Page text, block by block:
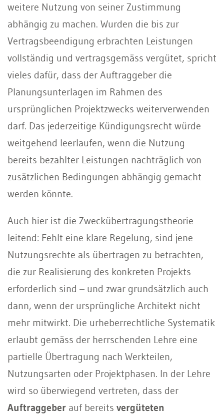
weitere Nutzung von seiner Zustimmung
abhängig zu machen. Wurden die bis zur
Vertragsbeendigung erbrachten Leistungen
vollständig und vertragsgemäss vergütet, spricht
vieles dafür, dass der Auftraggeber die
Planungsunterlagen im Rahmen des
ursprünglichen Projektzwecks weiterverwenden
darf. Das jederzeitige Kündigungsrecht würde
weitgehend leerlaufen, wenn die Nutzung
bereits bezahlter Leistungen nachträglich von
zusätzlichen Bedingungen abhängig gemacht
werden könnte.
Auch hier ist die Zweckübertragungstheorie
leitend: Fehlt eine klare Regelung, sind jene
Nutzungsrechte als übertragen zu betrachten,
die zur Realisierung des konkreten Projekts
erforderlich sind – und zwar grundsätzlich auch
dann, wenn der ursprüngliche Architekt nicht
mehr mitwirkt. Die urheberrechtliche Systematik
erlaubt gemäss der herrschenden Lehre eine
partielle Übertragung nach Werkteilen,
Nutzungsarten oder Projektphasen. In der Lehre
wird so überwiegend vertreten, dass der
Auftraggeber auf bereits vergüteten